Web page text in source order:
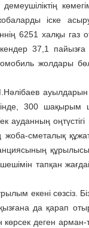
іске асыру
6251 халқы газ
37,1 пайызға
жолдары
300
ауданның
сметалық
тапқан
екені сөзсіз.
да қарап
деген арман-